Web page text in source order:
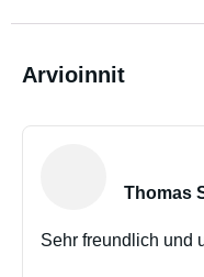
Arvioinnit
Thomas
Sehr freundlich und